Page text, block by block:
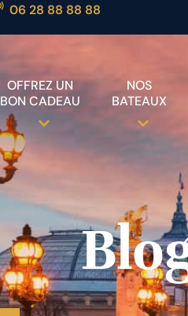
06 28 88 88 88
OFFREZ UN
BON CADEAU
NOS
BATEAUX